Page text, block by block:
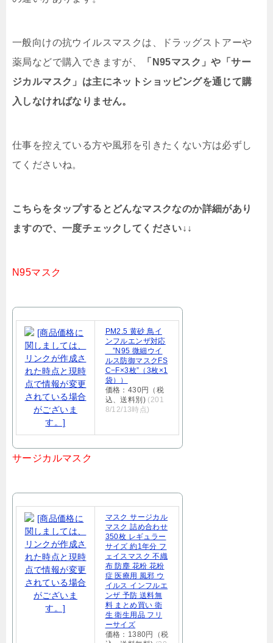
一般向けの抗ウイルスマスクは、ドラッグストアーや
薬局などで購入できますが、
「N95マスク」や「サー
ジカルマスク」は主にネットショッピングを通じて購
入しなければなりません。
仕事を控えている方や風邪を引きたくない方は必ずし
てくださいね。
こちらをタップするとどんなマスクなのか詳細があり
ますので、一度チェックしてください↓↓
N95マスク
PM2.5 黄砂 鳥イ
ンフルエンザ対応
”N95 微細ウイ
ルス防御マスクFS
C−F×3枚”（3枚×1
袋））
価格：430円（税
込、送料別) (201
8/12/13時点)
サージカルマスク
マスク サージカル
マスク 詰め合わせ
350枚 レギュラー
サイズ 約1年分 フ
ェイスマスク 不織
布 防塵 花粉 花粉
症 医療用 風邪 ウ
イルス インフルエ
ンザ 予防 送料無
料 まとめ買い 衛
生 衛生用品 フリ
ーサイズ
価格：1380円（税